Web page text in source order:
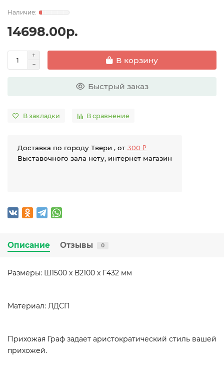
14698.00р.
В корзину
Быстрый заказ
В закладки В сравнение
Доставка по городу Твери , от 300 ₽
Выставочного зала нету, интернет магазин
Описание Отзывы 0
Размеры: Ш1500 х В2100 х Г432 мм
Материал: ЛДСП
Прихожая Граф задает аристократический стиль вашей
прихожей.